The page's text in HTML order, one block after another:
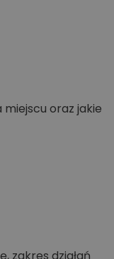
oraz jakie